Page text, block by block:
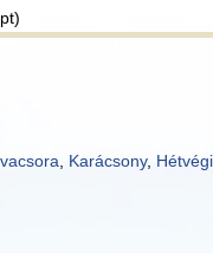
Karácsony,